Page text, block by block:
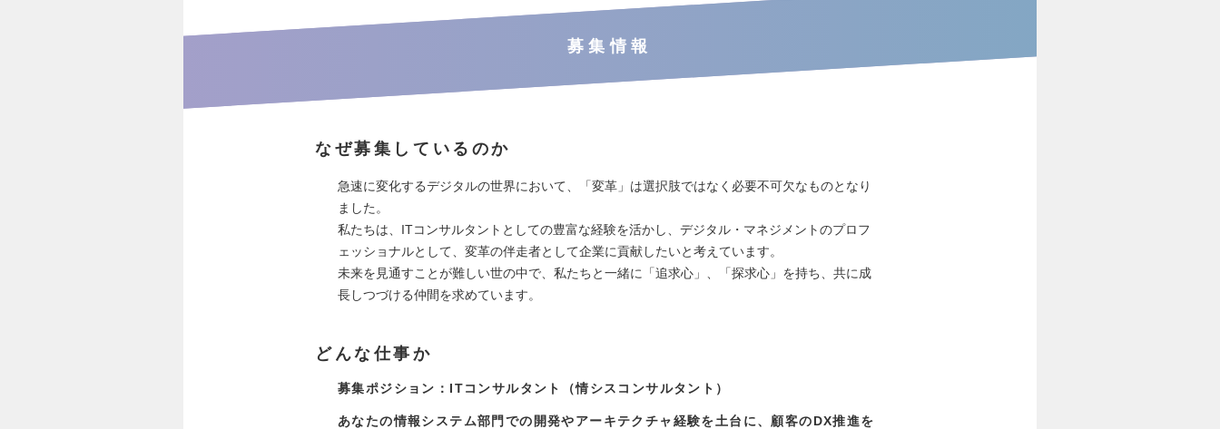
募集情報
なぜ募集しているのか
急速に変化するデジタルの世界において、「変革」は選択肢ではなく必要不可欠なものとなり
ました。
私たちは、ITコンサルタントとしての豊富な経験を活かし、デジタル・マネジメントのプロフ
ェッショナルとして、変革の伴走者として企業に貢献したいと考えています。
未来を見通すことが難しい世の中で、私たちと一緒に「追求心」、「探求心」を持ち、共に成
長しつづける仲間を求めています。
どんな仕事か
募集ポジション：ITコンサルタント（情シスコンサルタント）
あなたの情報システム部門での開発やアーキテクチャ経験を土台に、顧客のDX推進を